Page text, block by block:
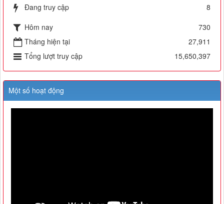
Đang truy cập
8
Hôm nay
730
Tháng hiện tại
27,911
Tổng lượt truy cập
15,650,397
Một số hoạt động